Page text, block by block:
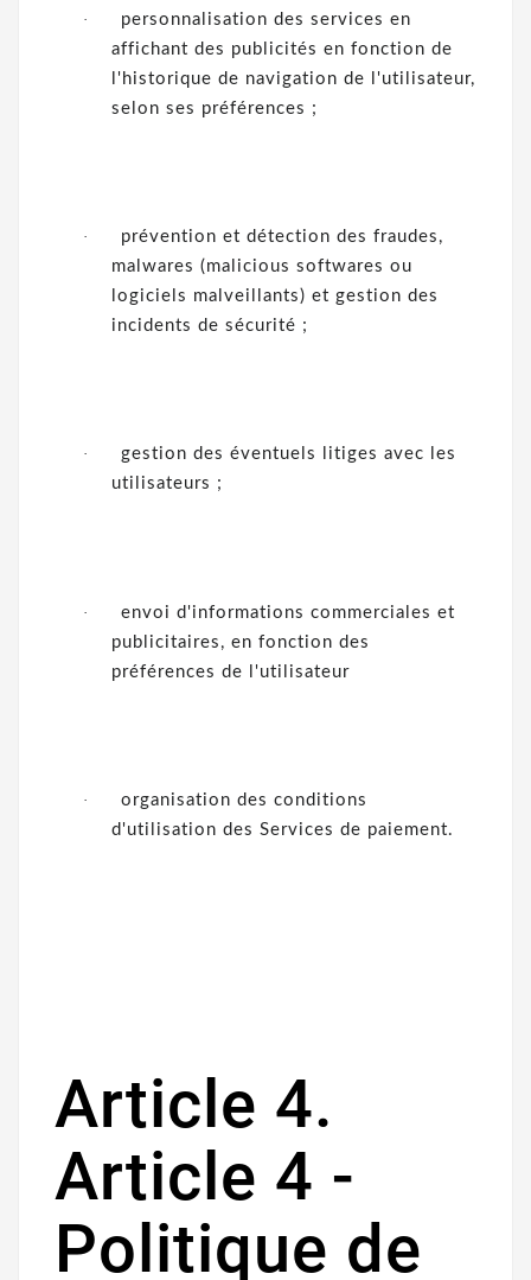
·
personnalisation des services en
affichant des publicités en fonction de
l'historique de navigation de l'utilisateur,
selon ses préférences ;
·
prévention et détection des fraudes,
malwares (malicious softwares ou
logiciels malveillants) et gestion des
incidents de sécurité ;
·
gestion des éventuels litiges avec les
utilisateurs ;
·
envoi d'informations commerciales et
publicitaires, en fonction des
préférences de l'utilisateur
·
organisation des conditions
d'utilisation des Services de paiement.
Article 4.
Article 4 -
Politique de